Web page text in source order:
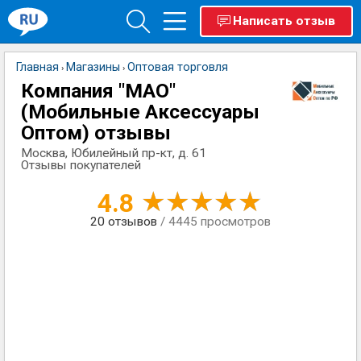
Написать отзыв
Главная › Магазины › Оптовая торговля
Компания "МАО"
(Мобильные Аксессуары
Оптом) отзывы
Москва, Юбилейный пр-кт, д. 61
Отзывы покупателей
4.8
20 отзывов / 4445 просмотров